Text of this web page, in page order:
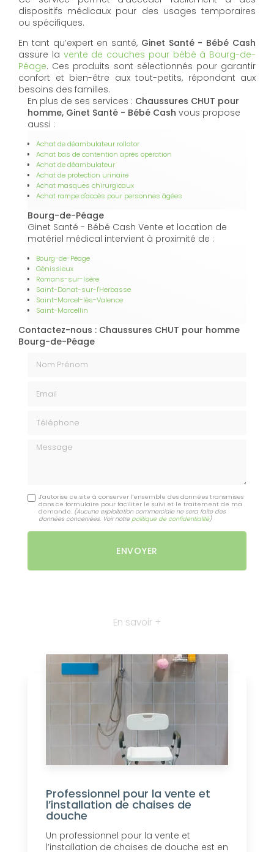
dispositifs médicaux pour des usages temporaires
ou spécifiques.
En tant qu’expert en santé, Ginet Santé - Bébé Cash
assure la vente de couches pour bébé à Bourg-de-
Péage. Ces produits sont sélectionnés pour garantir
confort et bien-être aux tout-petits, répondant aux
besoins des familles.
En plus de ses services : Chaussures CHUT pour
homme, Ginet Santé - Bébé Cash vous propose
aussi :
Achat de déambulateur rollator
Achat bas de contention après opération
Achat de déambulateur
Achat de protection urinaire
Achat masques chirurgicaux
Achat rampe d'accès pour personnes âgées
Bourg-de-Péage
Ginet Santé - Bébé Cash Vente et location de
matériel médical intervient à proximité de :
Bourg-de-Péage
Génissieux
Romans-sur-Isère
Saint-Donat-sur-l'Herbasse
Saint-Marcel-lès-Valence
Saint-Marcellin
Contactez-nous : Chaussures CHUT pour homme
Bourg-de-Péage
Message
J'autorise ce site à conserver l'ensemble des données transmises
dans ce formulaire pour faciliter le suivi et le traitement de ma
demande. (Aucune exploitation commerciale ne sera faite des
données concervées. Voir notre politique de confidentialité)
En savoir +
Professionnel pour la vente et
l’installation de chaises de
douche
Un professionnel pour la vente et
l’installation de chaises de douche est en